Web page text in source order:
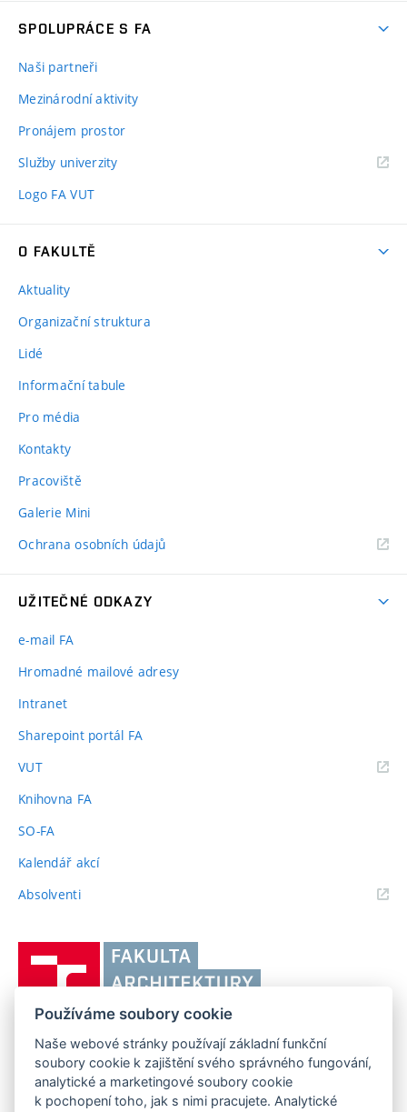
SPOLUPRÁCE S FA
Naši partneři
Mezinárodní aktivity
Pronájem prostor
Služby univerzity
Logo FA VUT
O FAKULTĚ
Aktuality
Organizační struktura
Lidé
Informační tabule
Pro média
Kontakty
Pracoviště
Galerie Mini
Ochrana osobních údajů
UŽITEČNÉ ODKAZY
e-mail FA
Hromadné mailové adresy
Intranet
Sharepoint portál FA
VUT(externí
Knihovna FA
SO-FA
Kalendář akcí
Absolventi(externí
Brně,
Fakulta
architektury
FAKULTA ARCHITEKTURY VUT V BRNĚ
Poříčí 273/5, 639 00 Brno
Telefon: 54114 6600
www.fa.vutbr.cz
info@fa.vutbr.cz
Používáme soubory cookie
Naše webové stránky používají základní funkční
soubory cookie k zajištění svého správného fungování,
analytické a marketingové soubory cookie
k pochopení toho, jak s nimi pracujete. Analytické